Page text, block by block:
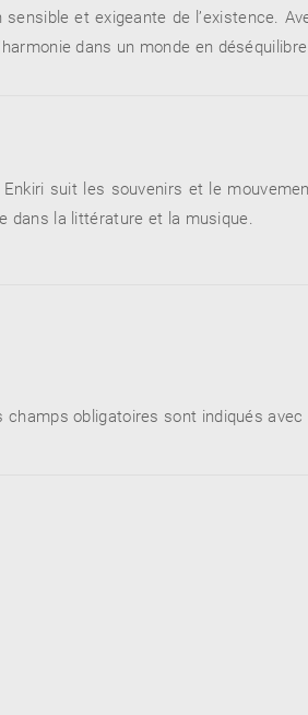
et exigeante de l’existence.
dans un monde en
suit les souvenirs et le
dans la littérature et la musique.
champs obligatoires sont indiqués avec